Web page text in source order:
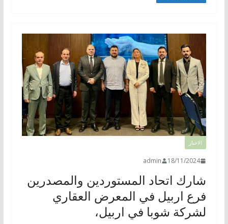
الاخبار
18/11/2024
admin
شارك اتحاد المستوردين والمصدرين
فرع اربيل في المعرض العقاري
لشركة شوبا في اربيل،